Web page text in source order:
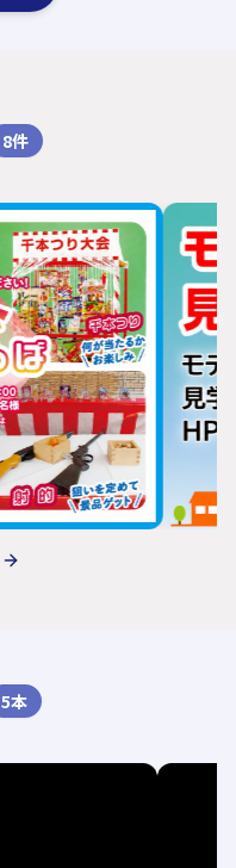
8件
5本